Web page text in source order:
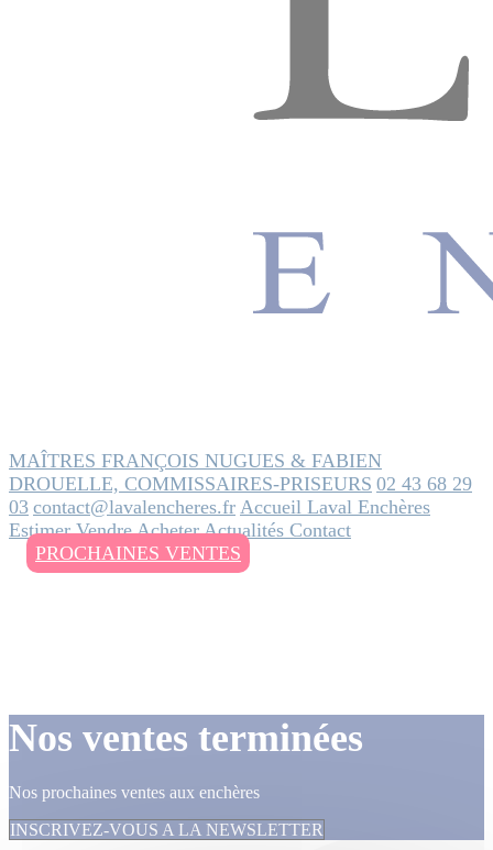
MAÎTRES FRANÇOIS NUGUES & FABIEN
DROUELLE, COMMISSAIRES-PRISEURS 02 43 68 29
03 contact@lavalencheres.fr Accueil Laval Enchères
EstimerVendreAcheterActualités Contact
PROCHAINES VENTES
Nos ventes terminées
Nos prochaines ventes aux enchères
INSCRIVEZ-VOUS A LA NEWSLETTER